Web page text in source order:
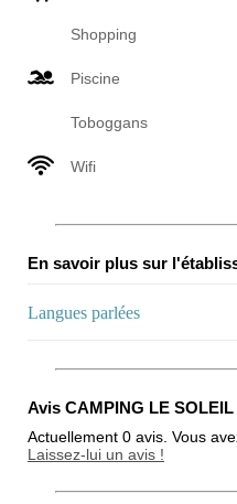
Shopping
Piscine
Toboggans
Wifi
En savoir plus sur
Langues parlées
Avis CAMPING LE
Actuellement 0 avis. Vous
Laissez-lui un avis !